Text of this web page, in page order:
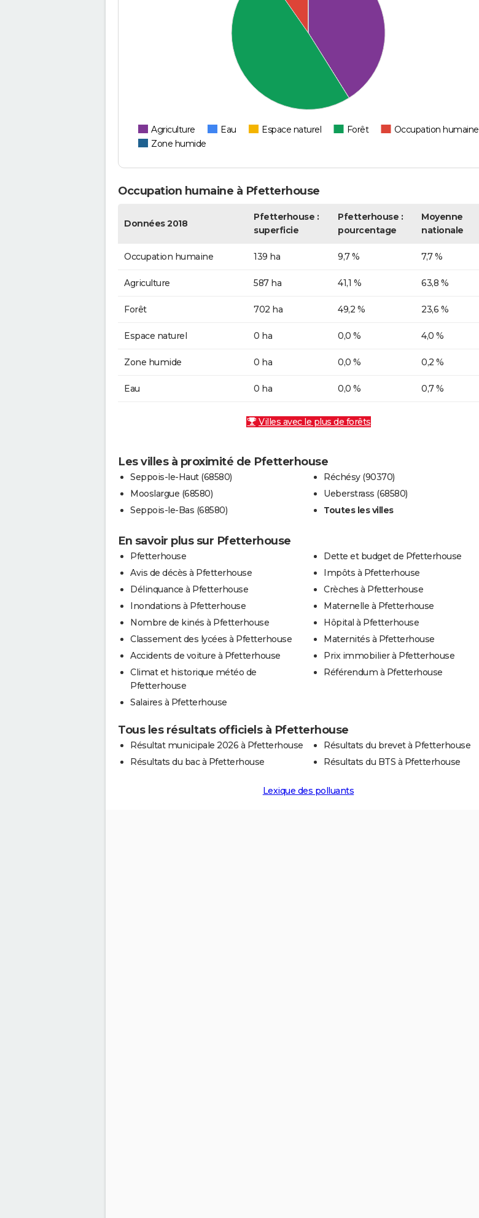
Agriculture Eau Espace naturel Forêt
Occupation humaine
Zone humide
Occupation humaine à Pfetterhouse
Données 2018
Pfetterhouse :
superficie
Pfetterhouse :
pourcentage
Moyenne
nationale
Occupation humaine 139 ha 9,7 % 7,7 %
Agriculture 587 ha 41,1 % 63,8 %
Forêt 702 ha 49,2 % 23,6 %
Espace naturel 0 ha 0,0 % 4,0 %
Zone humide 0 ha 0,0 % 0,2 %
Eau 0 ha 0,0 % 0,7 %
Villes avec le plus de forêts
Les villes à proximité de Pfetterhouse
Seppois-le-Haut (68580)
Mooslargue (68580)
Seppois-le-Bas (68580)
Réchésy (90370)
Ueberstrass (68580)
Toutes les villes
En savoir plus sur Pfetterhouse
Pfetterhouse
Avis de décès à Pfetterhouse
Délinquance à Pfetterhouse
Inondations à Pfetterhouse
Nombre de kinés à Pfetterhouse
Classement des lycées à Pfetterhouse
Accidents de voiture à Pfetterhouse
Climat et historique météo de
Pfetterhouse
Salaires à Pfetterhouse
Dette et budget de Pfetterhouse
Impôts à Pfetterhouse
Crèches à Pfetterhouse
Maternelle à Pfetterhouse
Hôpital à Pfetterhouse
Maternités à Pfetterhouse
Prix immobilier à Pfetterhouse
Référendum à Pfetterhouse
Tous les résultats officiels à Pfetterhouse
Résultat municipale 2026 à Pfetterhouse
Résultats du bac à Pfetterhouse
Résultats du brevet à Pfetterhouse
Résultats du BTS à Pfetterhouse
Lexique des polluants